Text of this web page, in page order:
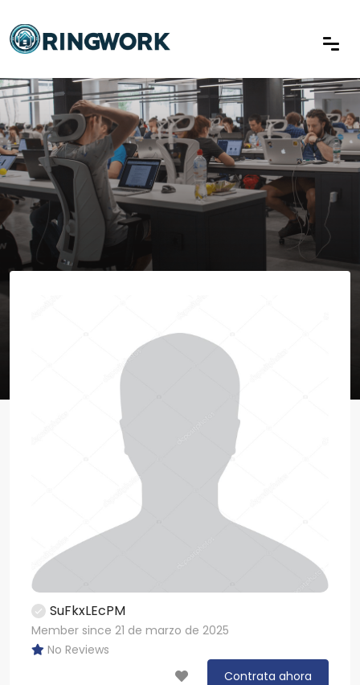
SuFkxLEcPM
Member since 21 de marzo de 2025
No Reviews
Contrata ahora